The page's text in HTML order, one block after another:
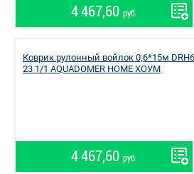
4 467,60 руб.
Коврик рулонный войлок 0,6*15м
23 1/1 AQUADOMER HOME ХОУМ
4 467,60 руб.